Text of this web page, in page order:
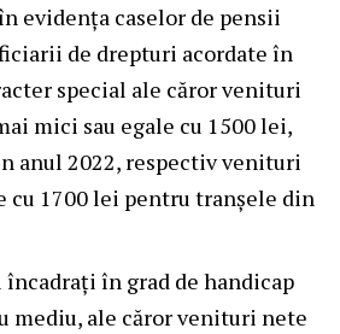
evidența caselor de pensii
de drepturi acordate în
special ale căror venituri
mici sau egale cu 1500 lei,
anul 2022, respectiv venituri
cu 1700 lei pentru tranșele din
în grad de handicap
mediu, ale căror venituri nete